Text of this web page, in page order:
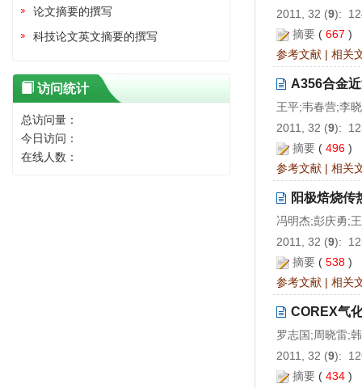
2011, 32 (9):
摘要 ( 667 )
参考文献 | 相关
A356合金
王平;韦春营;李
2011, 32 (9):
摘要 ( 496 )
参考文献 | 相关
阳极焙烧传
冯明杰;彭庆勇;
2011, 32 (9):
摘要 ( 538 )
参考文献 | 相关
COREX气
罗志国;周晓雷;
2011, 32 (9):
摘要 ( 434 )
论文摘要的撰写
科技论文英文摘要的撰写
访问统计
总访问量：
今日访问：
在线人数：